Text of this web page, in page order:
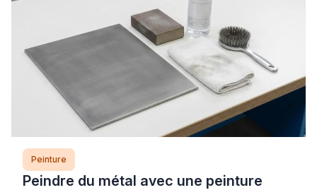
Peinture
Peindre du métal avec une peinture